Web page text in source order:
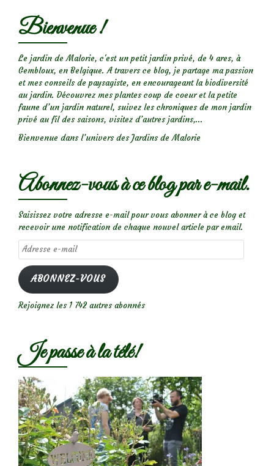
et
Bienvenue !
Le jardin de Malorie, c'est un petit jardin privé, de 4 ares, à
Gembloux, en Belgique. A travers ce blog, je partage ma passion
et mes conseils de paysagiste, en encourageant la biodiversité
au jardin. Découvrez mes plantes coup de coeur et la petite
faune d’un jardin naturel, suivez les chroniques de mon jardin
privé au fil des saisons, visitez d’autres jardins,...
Bienvenue dans l’univers des Jardins de Malorie
Abonnez-vous à ce blog par e-mail.
Saisissez votre adresse e-mail pour vous abonner à ce blog et
recevoir une notification de chaque nouvel article par email.
Adresse
e-
mail
ABONNEZ-VOUS
Rejoignez les 1 742 autres abonnés
Je passe à la télé!